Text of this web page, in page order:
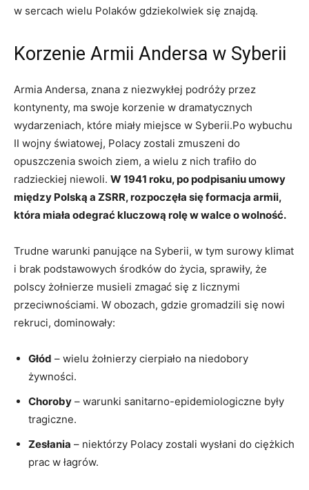
w sercach wielu Polaków gdziekolwiek się znajdą.
Korzenie Armii Andersa w Syberii
Armia Andersa, znana z niezwykłej podróży przez
kontynenty, ma swoje korzenie w dramatycznych
wydarzeniach, które miały miejsce w Syberii.Po wybuchu
II wojny światowej, Polacy zostali zmuszeni do
opuszczenia swoich ziem, a wielu z nich trafiło do
radzieckiej niewoli. W 1941 roku, po podpisaniu umowy
między Polską a ZSRR, rozpoczęła się formacja armii,
która miała odegrać kluczową rolę w walce o wolność.
Trudne warunki panujące na Syberii, w tym surowy klimat
i brak podstawowych środków do życia, sprawiły, że
polscy żołnierze musieli zmagać się z licznymi
przeciwnościami. W obozach, gdzie gromadzili się nowi
rekruci, dominowały:
Głód – wielu żołnierzy cierpiało na niedobory
żywności.
Choroby – warunki sanitarno-epidemiologiczne były
tragiczne.
Zesłania – niektórzy Polacy zostali wysłani do ciężkich
prac w łagrów.